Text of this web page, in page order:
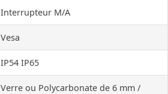
Interrupteur M/A
Vesa
IP54 IP65
Verre ou Polycarbonate de 6 mm /